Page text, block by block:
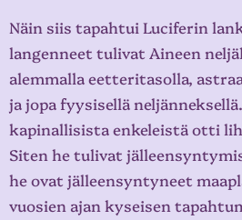
Näin siis tapahtui Luciferin
langenneet tulivat Aineen
alemmalla eetteritasolla,
ja jopa fyysisellä
kapinallisista enkeleistä otti
Siten he tulivat
he ovat jälleensyntyneet
vuosien ajan kyseisen